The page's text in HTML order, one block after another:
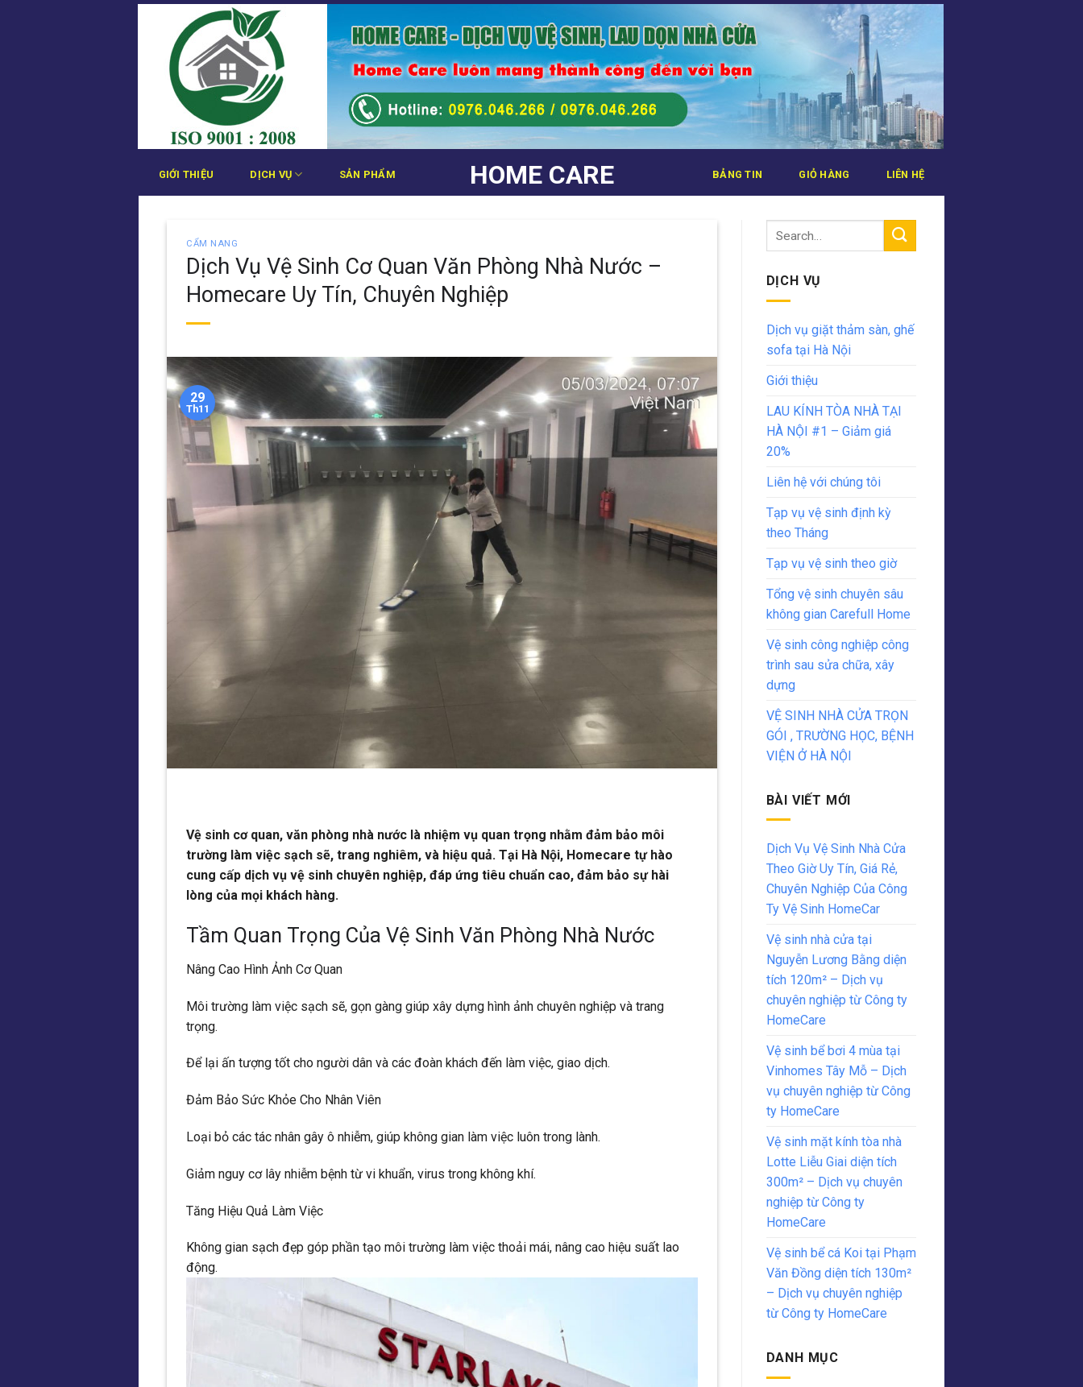
Bỏ
HOME CARE
GIỚI THIỆU DỊCH VỤ SẢN PHẨM BẢNG TIN GIỎ HÀNG LIÊN HỆ
CẨM NANG
Dịch Vụ Vệ Sinh Cơ Quan Văn Phòng Nhà Nước –
Homecare Uy Tín, Chuyên Nghiệp
29
Th11
Vệ sinh cơ quan, văn phòng nhà nước là nhiệm vụ quan trọng nhằm đảm bảo môi
trường làm việc sạch sẽ, trang nghiêm, và hiệu quả. Tại Hà Nội, Homecare tự hào
cung cấp dịch vụ vệ sinh chuyên nghiệp, đáp ứng tiêu chuẩn cao, đảm bảo sự hài
lòng của mọi khách hàng.
Tầm Quan Trọng Của Vệ Sinh Văn Phòng Nhà Nước
Nâng Cao Hình Ảnh Cơ Quan
Môi trường làm việc sạch sẽ, gọn gàng giúp xây dựng hình ảnh chuyên nghiệp và trang
trọng.
Để lại ấn tượng tốt cho người dân và các đoàn khách đến làm việc, giao dịch.
Đảm Bảo Sức Khỏe Cho Nhân Viên
Loại bỏ các tác nhân gây ô nhiễm, giúp không gian làm việc luôn trong lành.
Giảm nguy cơ lây nhiễm bệnh từ vi khuẩn, virus trong không khí.
Tăng Hiệu Quả Làm Việc
Không gian sạch đẹp góp phần tạo môi trường làm việc thoải mái, nâng cao hiệu suất lao
động.
DỊCH VỤ
Dịch vụ giặt thảm sàn, ghế
sofa tại Hà Nội
Giới thiệu
LAU KÍNH TÒA NHÀ TẠI
HÀ NỘI #1 – Giảm giá
20%
Liên hệ với chúng tôi
Tạp vụ vệ sinh định kỳ
theo Tháng
Tạp vụ vệ sinh theo giờ
Tổng vệ sinh chuyên sâu
không gian Carefull Home
Vệ sinh công nghiệp công
trình sau sửa chữa, xây
dựng
VỆ SINH NHÀ CỬA TRỌN
GÓI , TRƯỜNG HỌC, BỆNH
VIỆN Ở HÀ NỘI
BÀI VIẾT MỚI
Dịch Vụ Vệ Sinh Nhà Cửa
Theo Giờ Uy Tín, Giá Rẻ,
Chuyên Nghiệp Của Công
Ty Vệ Sinh HomeCar
Vệ sinh nhà cửa tại
Nguyễn Lương Bằng diện
tích 120m² – Dịch vụ
chuyên nghiệp từ Công ty
HomeCare
Vệ sinh bể bơi 4 mùa tại
Vinhomes Tây Mỗ – Dịch
vụ chuyên nghiệp từ Công
ty HomeCare
Vệ sinh mặt kính tòa nhà
Lotte Liễu Giai diện tích
300m² – Dịch vụ chuyên
nghiệp từ Công ty
HomeCare
Vệ sinh bể cá Koi tại Phạm
Văn Đồng diện tích 130m²
– Dịch vụ chuyên nghiệp
từ Công ty HomeCare
DANH MỤC